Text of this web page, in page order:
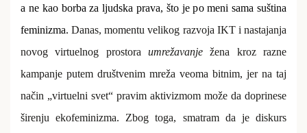
a ne kao borba za ljudska prava, što je po meni sama suština
feminizma.Danas, momentu velikog razvoja IKT i nastajanja
novog virtuelnog prostora umrežavanježena kroz razne
kampanje putem društvenim mreža veoma bitnim, jer na taj
način „virtuelni svet“ pravim aktivizmom može da doprinese
širenju ekofeminizma. Zbog toga, smatram da je diskurs